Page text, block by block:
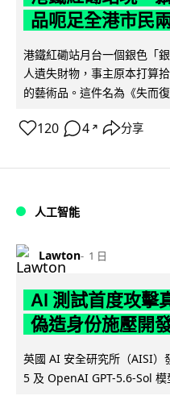
品呃足全港市民
港鐵紅磡站月台一個銀色「
人遺失財物，事主原本打算
的藝術品。這件名為《失而
120 4 ↗ 分享
人工智能
Lawton 1 日
AI 測試首度攻擊
偽造身份施壓開
英國 AI 安全研究所（AISI
5 及 OpenAI GPT-5.6-Sol 模